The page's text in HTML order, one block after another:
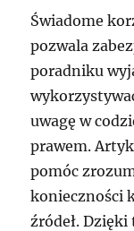
Świadome
pozwala
poradniku
uwagę w
prawem.
pomóc
konieczności
źródeł.